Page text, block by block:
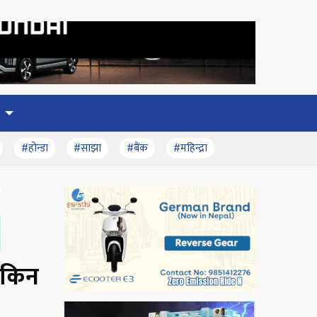
#होन्डा #साझा #बैंक #महिन्द्रा